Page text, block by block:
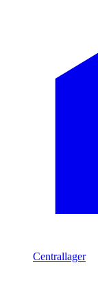
Centrallager